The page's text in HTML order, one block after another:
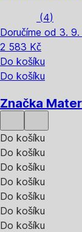
(4)
Doručíme od 3.
2 583 Kč
Do košíku
Do košíku
Značka
Do košíku
Do košíku
Do košíku
Do košíku
Do košíku
Do košíku
Do košíku